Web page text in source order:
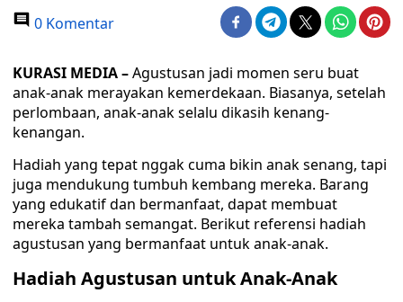
0 Komentar
KURASI MEDIA –Agustusan jadi momen seru buat
anak-anak merayakan kemerdekaan. Biasanya, setelah
perlombaan, anak-anak selalu dikasih kenang-
kenangan.
Hadiah yang tepat nggak cuma bikin anak senang, tapi
juga mendukung tumbuh kembang mereka. Barang
yang edukatif dan bermanfaat, dapat membuat
mereka tambah semangat. Berikut referensi hadiah
agustusan yang bermanfaat untuk anak-anak.
Hadiah Agustusan untuk Anak-Anak